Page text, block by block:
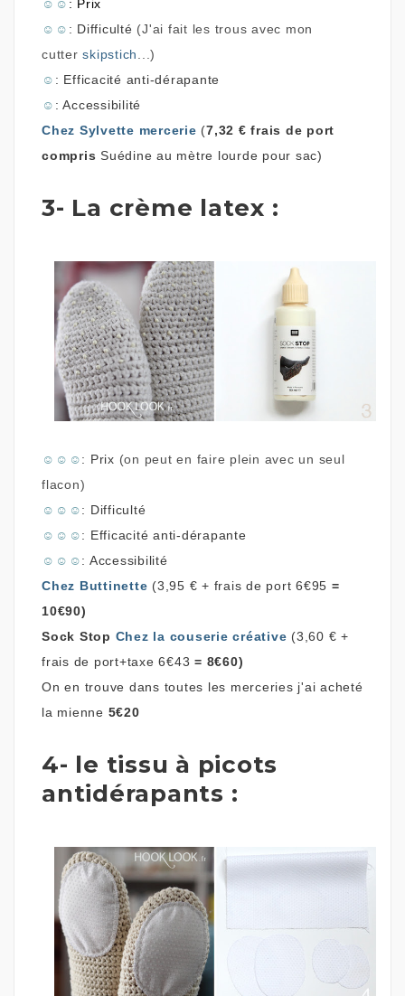
☺ ☺ : Prix
☺ ☺ : Difficulté (J'ai fait les trous avec mon
cutterskipstich
...)
☺ : Efficacité anti-dérapante
☺ : Accessibilité
Chez Sylvette mercerie (7,32 € frais de port
compris Suédine au mètre lourde pour sac)
3- La crème latex :
☺ ☺ ☺: Prix (on peut en faire plein avec un seul
flacon)
☺ ☺ ☺: Difficulté
☺ ☺ ☺: Efficacité anti-dérapante
☺ ☺ ☺: Accessibilité
Chez Buttinette (3,95 € + frais de port 6€95 =
10€90)
Sock Stop Chez la couserie créative (3,60 € +
frais de port+taxe 6€43 = 8€60)
On en trouve dans toutes les merceries j'ai acheté
la mienne 5€20
4- le tissu à picots
antidérapants :